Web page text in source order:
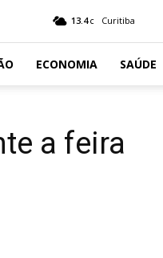
13.4 C Curitiba
ECONOMIA SAÚDE
a feira